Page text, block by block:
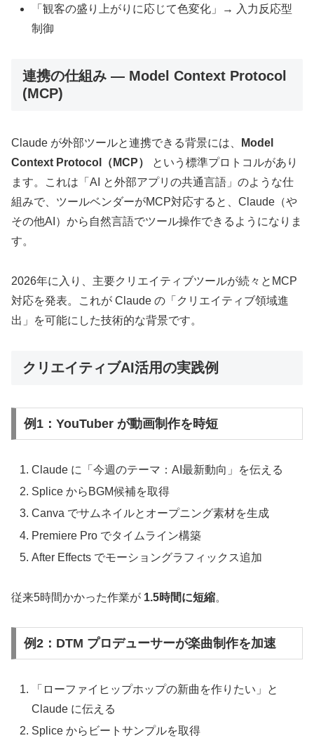
「観客の盛り上がりに応じて色変化」→ 入力反応型
制御
連携の仕組み — Model Context Protocol
(MCP)
Claude が外部ツールと連携できる背景には、
Model
Context Protocol（MCP）
という標準プロトコルがあり
ます。これは「AI と外部アプリの共通言語」のような仕
組みで、ツールベンダーがMCP対応すると、Claude（や
その他AI）から自然言語でツール操作できるようになりま
す。
2026年に入り、主要クリエイティブツールが続々とMCP
対応を発表。これが Claude の「クリエイティブ領域進
出」を可能にした技術的な背景です。
クリエイティブAI活用の実践例
例1：YouTuber が動画制作を時短
Claude に「今週のテーマ：AI最新動向」を伝える
Splice からBGM候補を取得
Canva でサムネイルとオープニング素材を生成
Premiere Pro でタイムライン構築
After Effects でモーショングラフィックス追加
従来5時間かかった作業が 1.5時間に短縮。
例2：DTM プロデューサーが楽曲制作を加速
「ローファイヒップホップの新曲を作りたい」と
Claude に伝える
Splice からビートサンプルを取得